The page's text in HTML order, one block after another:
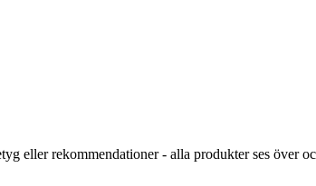
eller rekommendationer - alla produkter ses över